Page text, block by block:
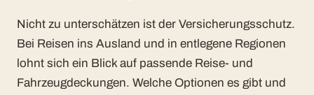
Nicht zu unterschätzen ist der Versicherungsschutz.
Bei Reisen ins Ausland und in entlegene Regionen
lohnt sich ein Blick auf passende Reise- und
Fahrzeugdeckungen. Welche Optionen es gibt und